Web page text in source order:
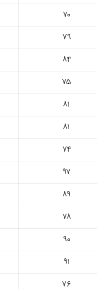
۷۰
۷۹
۸۴
۷۵
۸۱
۸۱
۷۴
۹۷
۸۹
۷۸
۹۰
۹۱
۷۶